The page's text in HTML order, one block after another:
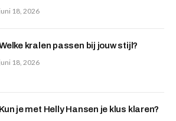
juni 18, 2026
kralen passen bij jouw stijl?
juni 18, 2026
Kun je met Helly Hansen je klus klaren?